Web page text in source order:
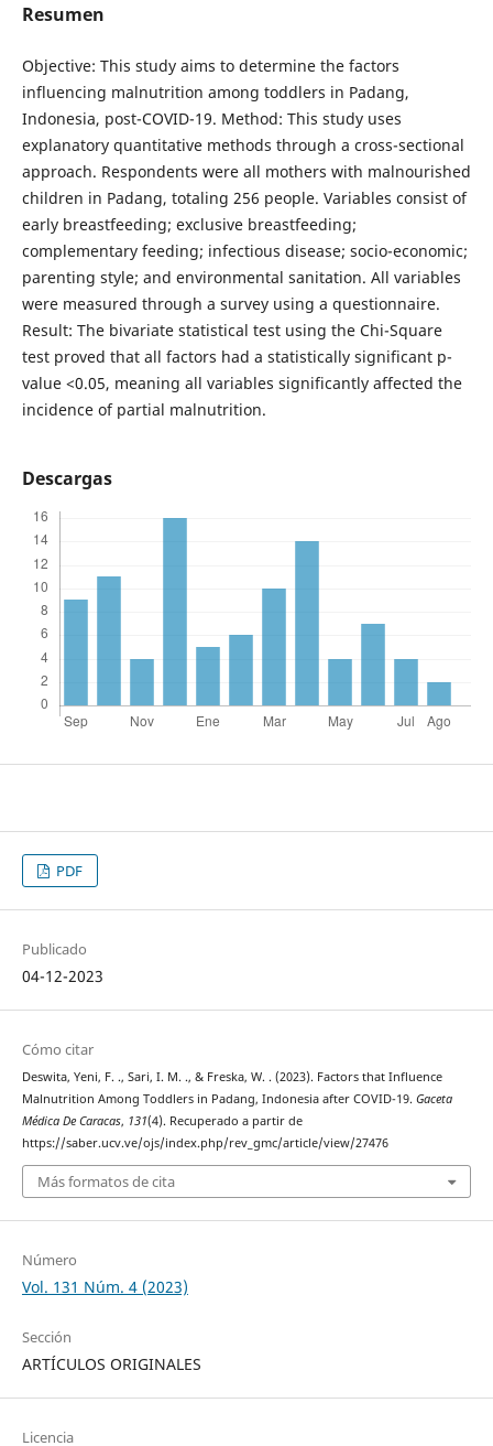
Resumen
Objective: This study aims to determine the factors
influencing malnutrition among toddlers in Padang,
Indonesia, post-COVID-19. Method: This study uses
explanatory quantitative methods through a cross-sectional
approach. Respondents were all mothers with malnourished
children in Padang, totaling 256 people. Variables consist of
early breastfeeding; exclusive breastfeeding;
complementary feeding; infectious disease; socio-economic;
parenting style; and environmental sanitation. All variables
were measured through a survey using a questionnaire.
Result: The bivariate statistical test using the Chi-Square
test proved that all factors had a statistically significant p-
value <0.05, meaning all variables significantly affected the
incidence of partial malnutrition.
Descargas
PDF
Publicado
04-12-2023
Cómo citar
Deswita, Yeni, F. ., Sari, I. M. ., & Freska, W. . (2023). Factors that Influence
Malnutrition Among Toddlers in Padang, Indonesia after COVID-19. Gaceta
Médica De Caracas, 131(4). Recuperado a partir de
https://saber.ucv.ve/ojs/index.php/rev_gmc/article/view/27476
Más formatos de cita
Número
Vol. 131 Núm. 4 (2023)
Sección
ARTÍCULOS ORIGINALES
Licencia